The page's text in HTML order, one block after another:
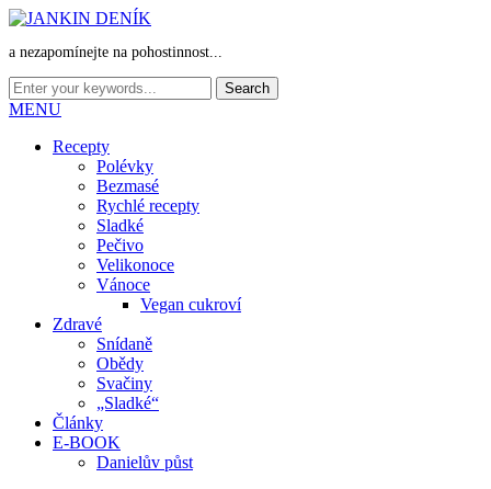
a nezapomínejte na pohostinnost...
MENU
Recepty
Polévky
Bezmasé
Rychlé recepty
Sladké
Pečivo
Velikonoce
Vánoce
Vegan cukroví
Zdravé
Snídaně
Obědy
Svačiny
„Sladké“
Články
E-BOOK
Danielův půst